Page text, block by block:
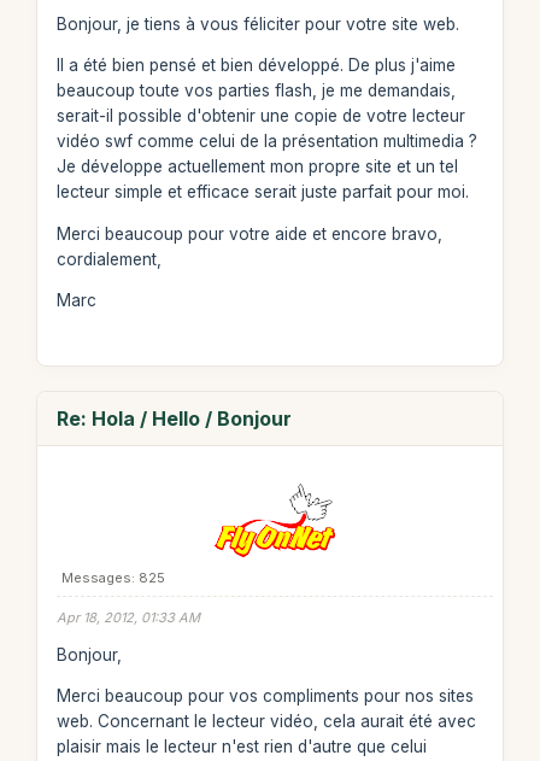
Bonjour, je tiens à vous féliciter pour votre site web.
Il a été bien pensé et bien développé. De plus j'aime
beaucoup toute vos parties flash, je me demandais,
serait-il possible d'obtenir une copie de votre lecteur
vidéo swf comme celui de la présentation multimedia ?
Je développe actuellement mon propre site et un tel
lecteur simple et efficace serait juste parfait pour moi.
Merci beaucoup pour votre aide et encore bravo,
cordialement,
Marc
Re: Hola / Hello / Bonjour
Messages: 825
Apr 18, 2012, 01:33 AM
Bonjour,
Merci beaucoup pour vos compliments pour nos sites
web. Concernant le lecteur vidéo, cela aurait été avec
plaisir mais le lecteur n'est rien d'autre que celui